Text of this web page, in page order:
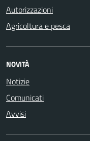
Autorizzazioni
Agricoltura e pesca
NOVITÀ
Notizie
Comunicati
Avvisi